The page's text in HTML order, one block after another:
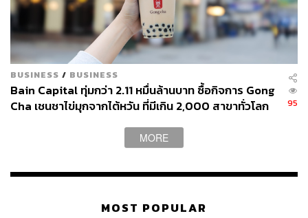
BUSINESS / BUSINESS
Bain Capital ทุ่มกว่า 2.11 หมื่นล้านบาท ซื้อกิจการ Gong
Cha เชนชาไข่มุกจากไต้หวัน ที่มีเกิน 2,000 สาขาทั่วโลก
95
MORE
MOST POPULAR